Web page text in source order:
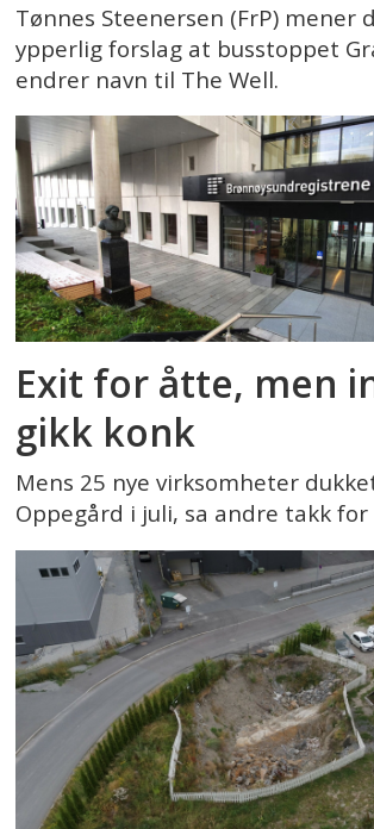
Tønnes Steenersen (FrP) mener
ypperlig forslag at busstoppet
endrer navn til The Well.
Exit for åtte, men
gikk konk
Mens 25 nye virksomheter
Oppegård i juli, sa andre takk for